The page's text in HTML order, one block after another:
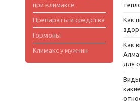
при климаксе
Препараты и средства
Гормоны
Климакс у мужчин
Как
Как
для
Виды